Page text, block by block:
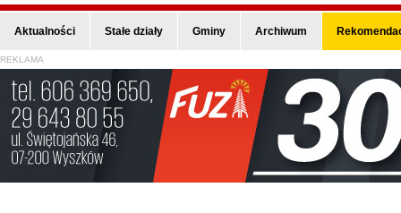
Aktualności Stałe działy Gminy Archiwum
REKLAMA